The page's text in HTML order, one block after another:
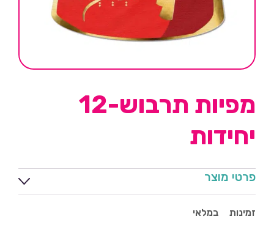
מפיות תרבוש-12
יחידות
פרטי מוצר
זמינות במלאי